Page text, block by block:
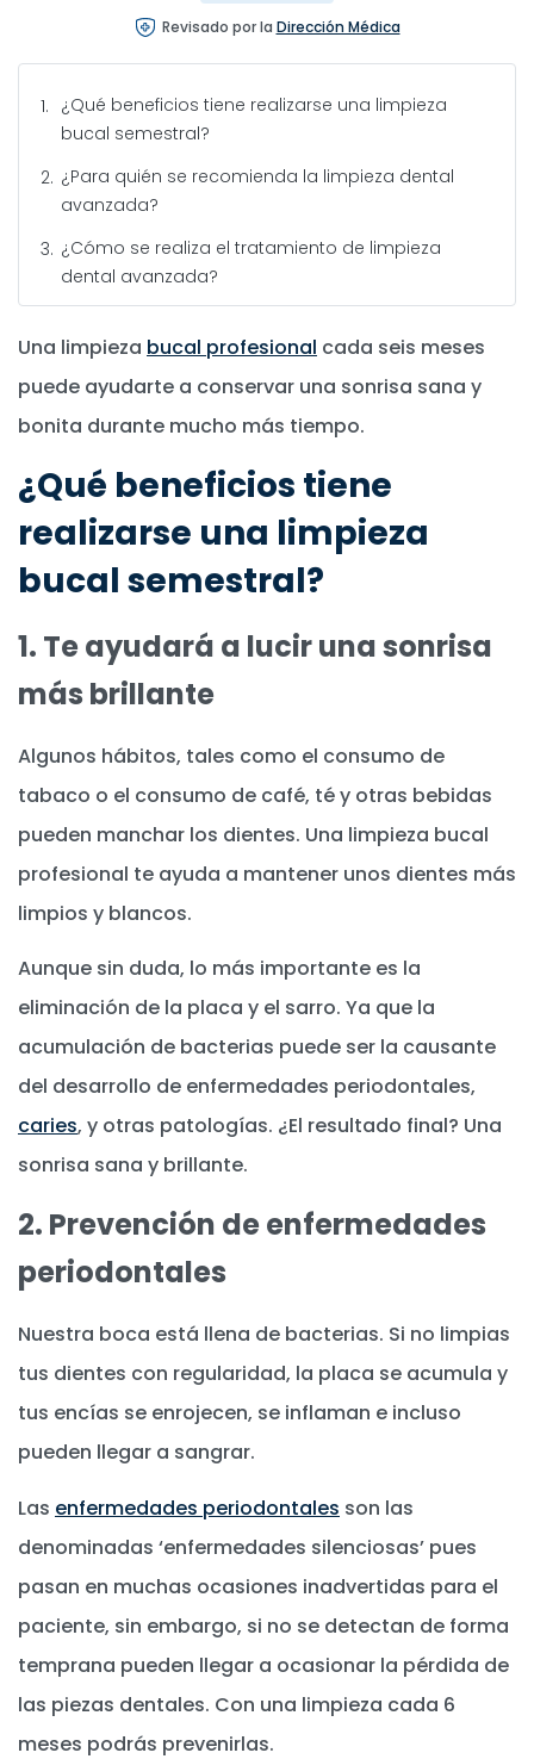
Revisado por la Dirección Médica
¿Qué beneficios tiene realizarse una limpieza
bucal semestral?
¿Para quién se recomienda la limpieza dental
avanzada?
¿Cómo se realiza el tratamiento de limpieza
dental avanzada?
Una limpieza bucal profesional cada seis meses
puede ayudarte a conservar una sonrisa sana y
bonita durante mucho más tiempo.
¿Qué beneficios tiene
realizarse una limpieza
bucal semestral?
1. Te ayudará a lucir una sonrisa
más brillante
Algunos hábitos, tales como el consumo de
tabaco o el consumo de café, té y otras bebidas
pueden manchar los dientes. Una limpieza bucal
profesional te ayuda a mantener unos dientes más
limpios y blancos.
Aunque sin duda, lo más importante es la
eliminación de la placa y el sarro. Ya que la
acumulación de bacterias puede ser la causante
del desarrollo de enfermedades periodontales,
caries, y otras patologías. ¿El resultado final? Una
sonrisa sana y brillante.
2. Prevención de enfermedades
periodontales
Nuestra boca está llena de bacterias. Si no limpias
tus dientes con regularidad, la placa se acumula y
tus encías se enrojecen, se inflaman e incluso
pueden llegar a sangrar.
Las enfermedades periodontales son las
denominadas ‘enfermedades silenciosas’ pues
pasan en muchas ocasiones inadvertidas para el
paciente, sin embargo, si no se detectan de forma
temprana pueden llegar a ocasionar la pérdida de
las piezas dentales. Con una limpieza cada 6
meses podrás prevenirlas.